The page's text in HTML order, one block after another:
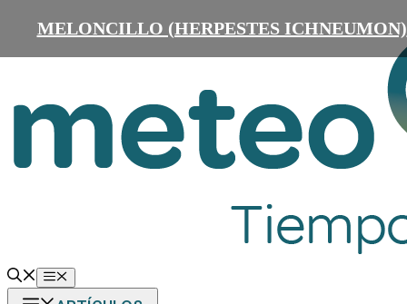
Menú
MELONCILLO (HERPESTES ICHNEUMON)